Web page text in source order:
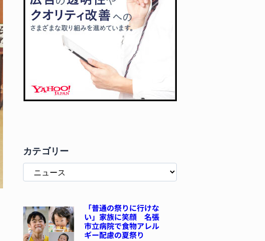
カテゴリー
「普通の祭りに行けな
い」家族に笑顔 名張
市立病院で食物アレル
ギー配慮の夏祭り